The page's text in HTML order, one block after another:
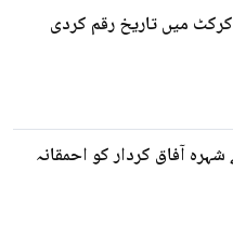
میں تاریخ رقم کردی
آفاق کردار کو احمقانہ